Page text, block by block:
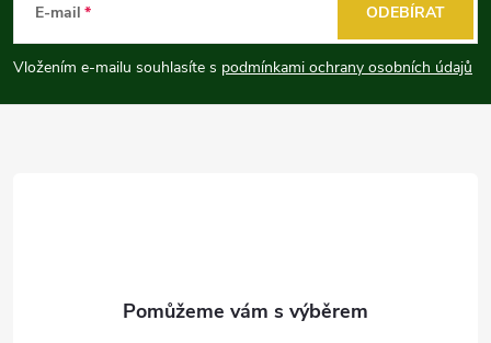
p
a
E-mail
Vložením e-mailu souhlasíte s podmínkami ochrany osobních údajů
ODEBÍRAT